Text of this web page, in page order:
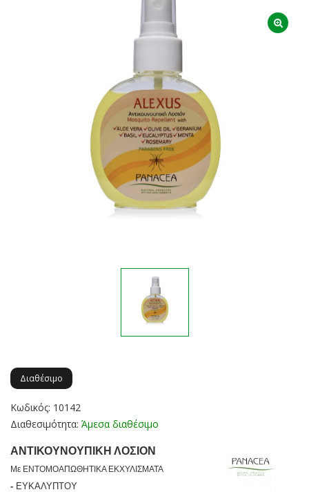
Διαθέσιμο
Κωδικός: 10142
Διαθεσιμότητα: Άμεσα διαθέσιμο
ΑΝΤΙΚΟΥΝΟΥΠΙΚΗ ΛΟΣΙΟΝ
Με ΕΝΤΟΜΟΑΠΩΘΗΤΙΚΑ ΕΚΧΥΛΙΣΜΑΤΑ
- ΕΥΚΑΛΥΠΤΟΥ